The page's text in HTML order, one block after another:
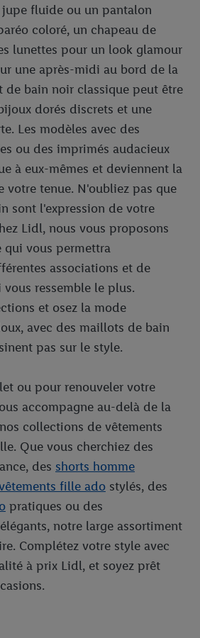
jupe fluide ou un pantalon
coloré, un chapeau de
lunettes pour un look glamour
une après-midi au bord de la
bain noir classique peut être
dorés discrets et une
Les modèles avec des
ou des imprimés audacieux
à eux-mêmes et deviennent la
votre tenue. N'oubliez pas que
sont l'expression de votre
Lidl, nous vous proposons
qui vous permettra
associations et de
ressemble le plus.
et osez la mode
avec des maillots de bain
pas sur le style.
ou pour renouveler votre
accompagne au-delà de la
collections de vêtements
Que vous cherchiez des
des shorts homme
fille ado stylés, des
pratiques ou des
élégants, notre large assortiment
Complétez votre style avec
à prix Lidl, et soyez prêt